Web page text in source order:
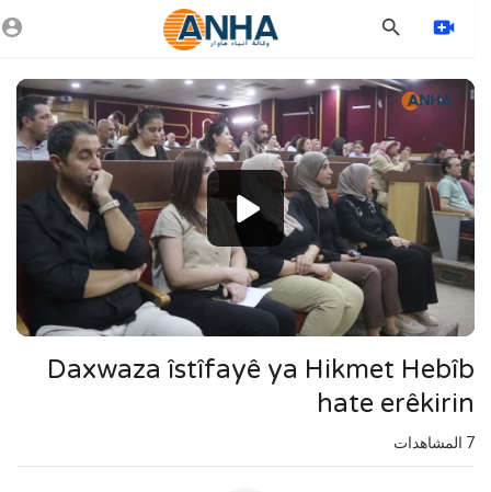
Video
Player
720p
480p
240p
auto
Daxwaza îstîfayê ya Hikmet Hebîb
hate erêkirin
المشاهدات